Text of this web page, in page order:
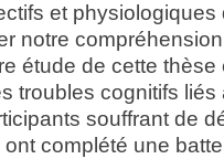
et
notre
étude de cette
troubles cognitifs
souffrant de
complété une